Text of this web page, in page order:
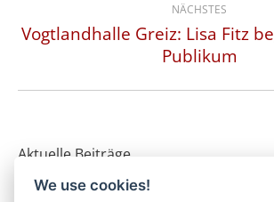
NÄCHSTES
Nächster
Beitrag:
Vogtlandhalle Greiz: Lisa Fitz
Publikum
Aktuelle Beiträge
„Wer nix weiß, glaubt jeden Scheiß“
We use cookies!